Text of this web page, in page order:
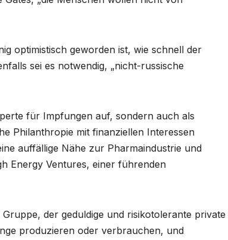
optimistisch geworden ist, wie schnell der
sei es notwendig, „nicht-russische
für Impfungen auf, sondern auch als
Philanthropie mit finanziellen Interessen
auffällige Nähe zur Pharmaindustrie und
Energy Ventures, einer führenden
der geduldige und risikotolerante private
produzieren oder verbrauchen, und